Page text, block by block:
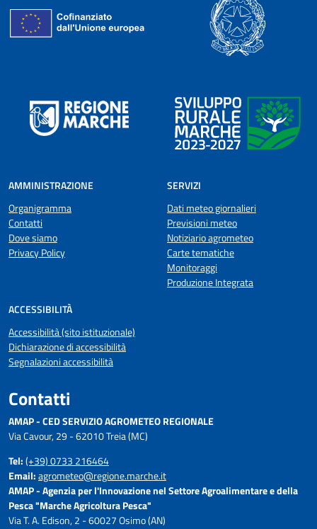
AMMINISTRAZIONE
Organigramma
Contatti
Dove siamo
Privacy Policy
SERVIZI
Dati meteo giornalieri
Previsioni meteo
Notiziario agrometeo
Carte tematiche
Monitoraggi
Produzione Integrata
ACCESSIBILITÀ
Accessibilità (sito istituzionale)
Dichiarazione di accessibilità
Segnalazioni accessibilità
Contatti
AMAP - CED SERVIZIO AGROMETEO REGIONALE
Via Cavour, 29 - 62010 Treia (MC)
Tel:(+39) 0733 216464
Email:agrometeo@regione.marche.it
AMAP - Agenzia per l'Innovazione nel Settore Agroalimentare e della
Pesca "Marche Agricoltura Pesca"
Via T. A. Edison, 2 - 60027 Osimo (AN)